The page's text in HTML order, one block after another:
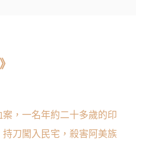
案，一名年約二十多歲的印
刀闖入民宅，殺害阿美族